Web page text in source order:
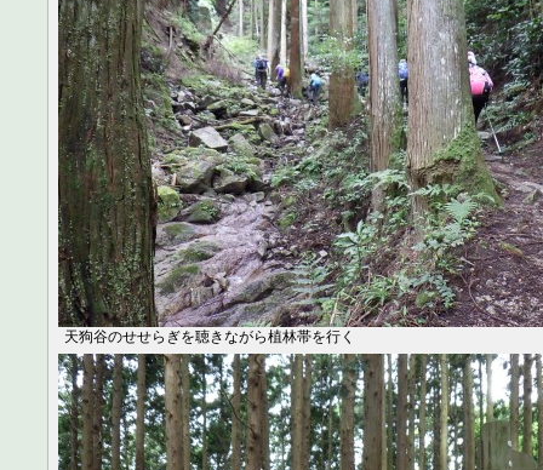
天狗谷のせせらぎを聴きながら植林帯を行く